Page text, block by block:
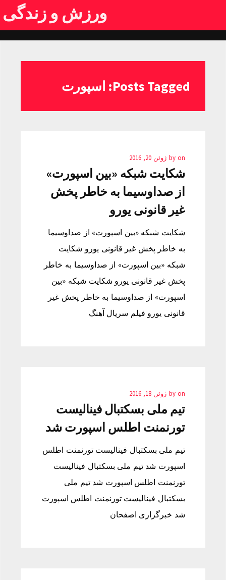
ورزش و زندگی
Posts Tagged: اسپورت
by on ژوئن 20, 2016
شکایت شبکه «بین اسپورت»
از صداوسیما به خاطر پخش
غیر قانونی یورو
شکایت شبکه «بین اسپورت» از صداوسیما
به خاطر پخش غیر قانونی یورو شکایت
شبکه «بین اسپورت» از صداوسیما به خاطر
پخش غیر قانونی یورو شکایت شبکه «بین
اسپورت» از صداوسیما به خاطر پخش غیر
قانونی یورو فیلم سریال آهنگ
by on ژوئن 18, 2016
تیم ملی بسکتبال فینالیست
تورنمنت اطلس اسپورت شد
تیم ملی بسکتبال فینالیست تورنمنت اطلس
اسپورت شد تیم ملی بسکتبال فینالیست
تورنمنت اطلس اسپورت شد تیم ملی
بسکتبال فینالیست تورنمنت اطلس اسپورت
شد خبرگزاری اصفحان